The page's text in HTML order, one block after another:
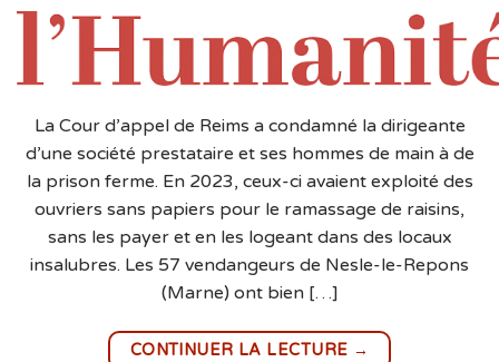
La Cour d’appel de Reims a condamné la dirigeante
d’une société prestataire et ses hommes de main à de
la prison ferme. En 2023, ceux-ci avaient exploité des
ouvriers sans papiers pour le ramassage de raisins,
sans les payer et en les logeant dans des locaux
insalubres. Les 57 vendangeurs de Nesle-le-Repons
(Marne) ont bien […]
CONTINUER LA LECTURE →